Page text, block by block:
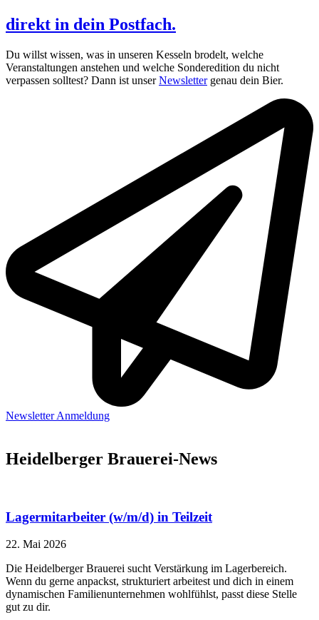
direkt in dein Postfach.
Du willst wissen, was in unseren Kesseln brodelt, welche
Veranstaltungen anstehen und welche Sonderedition du nicht
verpassen solltest? Dann ist unserNewslettergenau dein Bier.
Newsletter Anmeldung
Heidelberger Brauerei-News
Lagermitarbeiter (w/m/d) in Teilzeit
22. Mai 2026
Die Heidelberger Brauerei sucht Verstärkung im Lagerbereich.
Wenn du gerne anpackst, strukturiert arbeitest und dich in einem
dynamischen Familienunternehmen wohlfühlst, passt diese Stelle
gut zu dir.